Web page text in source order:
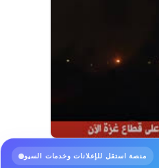
منصة استقل للإعلانات وخدمات السيو